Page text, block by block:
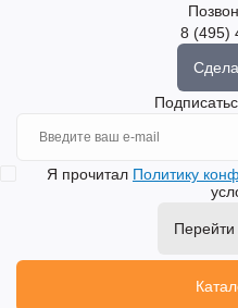
8 (495)
Я прочитал Политику
Перейти